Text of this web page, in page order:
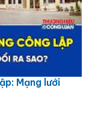
Mạng lưới